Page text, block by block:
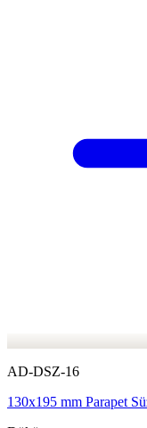
AD-DSZ-16
130x195 mm Parapet